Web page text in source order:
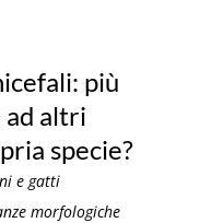
più
ad altri
specie?
e gatti
morfologiche